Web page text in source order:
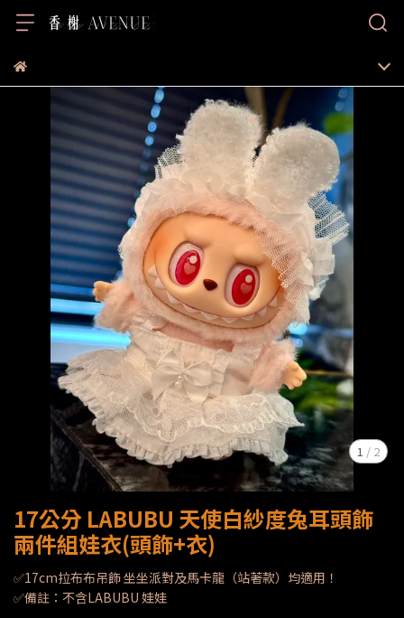
1 / 2
17公分 LABUBU 天使白紗度兔耳頭飾
兩件組娃衣(頭飾+衣)
✅17cm拉布布吊飾 坐坐派對及馬卡龍（站著款）均適用！
✅備註：不含LABUBU 娃娃